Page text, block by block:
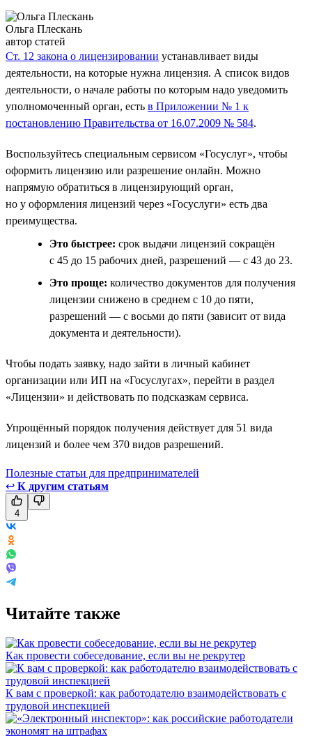
Ольга Плескань
автор статей
Ст. 12 закона о лицензировании устанавливает виды
деятельности, на которые нужна лицензия. А список видов
деятельности, о начале работы по которым надо уведомить
уполномоченный орган, есть в Приложении № 1 к
постановлению Правительства от 16.07.2009 № 584.
Воспользуйтесь специальным сервисом «Госуслуг», чтобы
оформить лицензию или разрешение онлайн. Можно
напрямую обратиться в лицензирующий орган,
но у оформления лицензий через «Госуслуги» есть два
преимущества.
Это быстрее: срок выдачи лицензий сокращён
с 45 до 15 рабочих дней, разрешений — с 43 до 23.
Это проще: количество документов для получения
лицензии снижено в среднем с 10 до пяти,
разрешений — с восьми до пяти (зависит от вида
документа и деятельности).
Чтобы подать заявку, надо зайти в личный кабинет
организации или ИП на «Госуслугах», перейти в раздел
«Лицензии» и действовать по подсказкам сервиса.
Упрощённый порядок получения действует для 51 вида
лицензий и более чем 370 видов разрешений.
Полезные статьи для предпринимателей
↩ К другим статьям
4
Читайте также
Как провести собеседование, если вы не рекрутер
К вам с проверкой: как работодателю взаимодействовать с
трудовой инспекцией